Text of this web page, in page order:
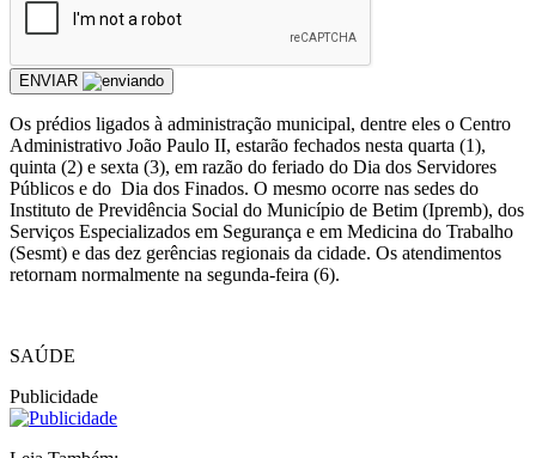
ENVIAR
Os prédios ligados à administração municipal, dentre eles o Centro
Administrativo João Paulo II, estarão fechados nesta quarta (1),
quinta (2) e sexta (3), em razão do feriado do Dia dos Servidores
Públicos e do Dia dos Finados. O mesmo ocorre nas sedes do
Instituto de Previdência Social do Município de Betim (Ipremb), dos
Serviços Especializados em Segurança e em Medicina do Trabalho
(Sesmt) e das dez gerências regionais da cidade. Os atendimentos
retornam normalmente na segunda-feira (6).
SAÚDE
Publicidade